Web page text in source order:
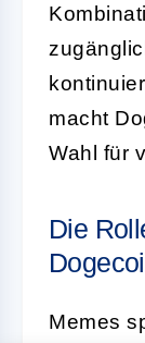
macht
Wahl für
Die
Memes